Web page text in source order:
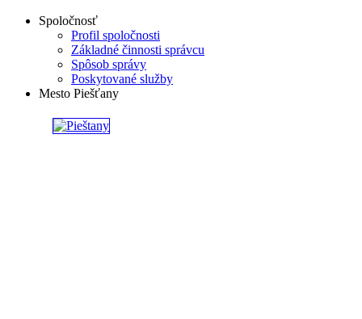
Spoločnosť
Profil spoločnosti
Základné činnosti správcu
Spôsob správy
Poskytované služby
Mesto Piešťany